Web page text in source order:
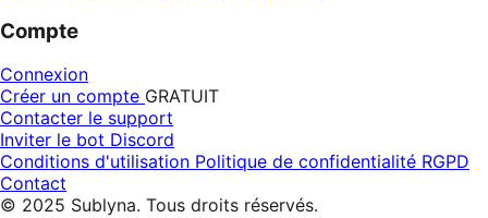
Compte
Connexion
Créer un compte GRATUIT
Contacter le support
Inviter le bot Discord
Conditions d'utilisation Politique de confidentialité RGPD
Contact
© 2025 Sublyna. Tous droits réservés.